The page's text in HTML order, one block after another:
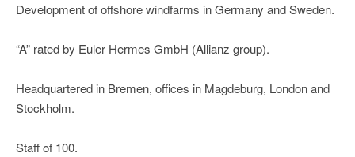
Development of offshore windfarms in Germany and Sweden.
“A” rated by Euler Hermes GmbH (Allianz group).
Headquartered in Bremen, offices in Magdeburg, London and
Stockholm.
Staff of 100.